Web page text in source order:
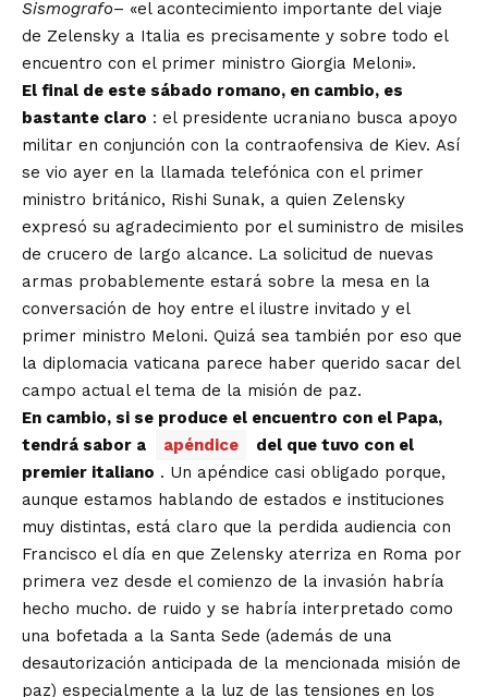
Sismografo– «el acontecimiento importante del viaje
de Zelensky a Italia es precisamente y sobre todo el
encuentro con el primer ministro Giorgia Meloni».
El final de este sábado romano, en cambio, es
bastante claro : el presidente ucraniano busca apoyo
militar en conjunción con la contraofensiva de Kiev. Así
se vio ayer en la llamada telefónica con el primer
ministro británico, Rishi Sunak, a quien Zelensky
expresó su agradecimiento por el suministro de misiles
de crucero de largo alcance. La solicitud de nuevas
armas probablemente estará sobre la mesa en la
conversación de hoy entre el ilustre invitado y el
primer ministro Meloni. Quizá sea también por eso que
la diplomacia vaticana parece haber querido sacar del
campo actual el tema de la misión de paz.
En cambio, si se produce el encuentro con el Papa,
tendrá sabor a
apéndice
del que tuvo con el
premier italiano . Un apéndice casi obligado porque,
aunque estamos hablando de estados e instituciones
muy distintas, está claro que la perdida audiencia con
Francisco el día en que Zelensky aterriza en Roma por
primera vez desde el comienzo de la invasión habría
hecho mucho. de ruido y se habría interpretado como
una bofetada a la Santa Sede (además de una
desautorización anticipada de la mencionada misión de
paz) especialmente a la luz de las tensiones en los